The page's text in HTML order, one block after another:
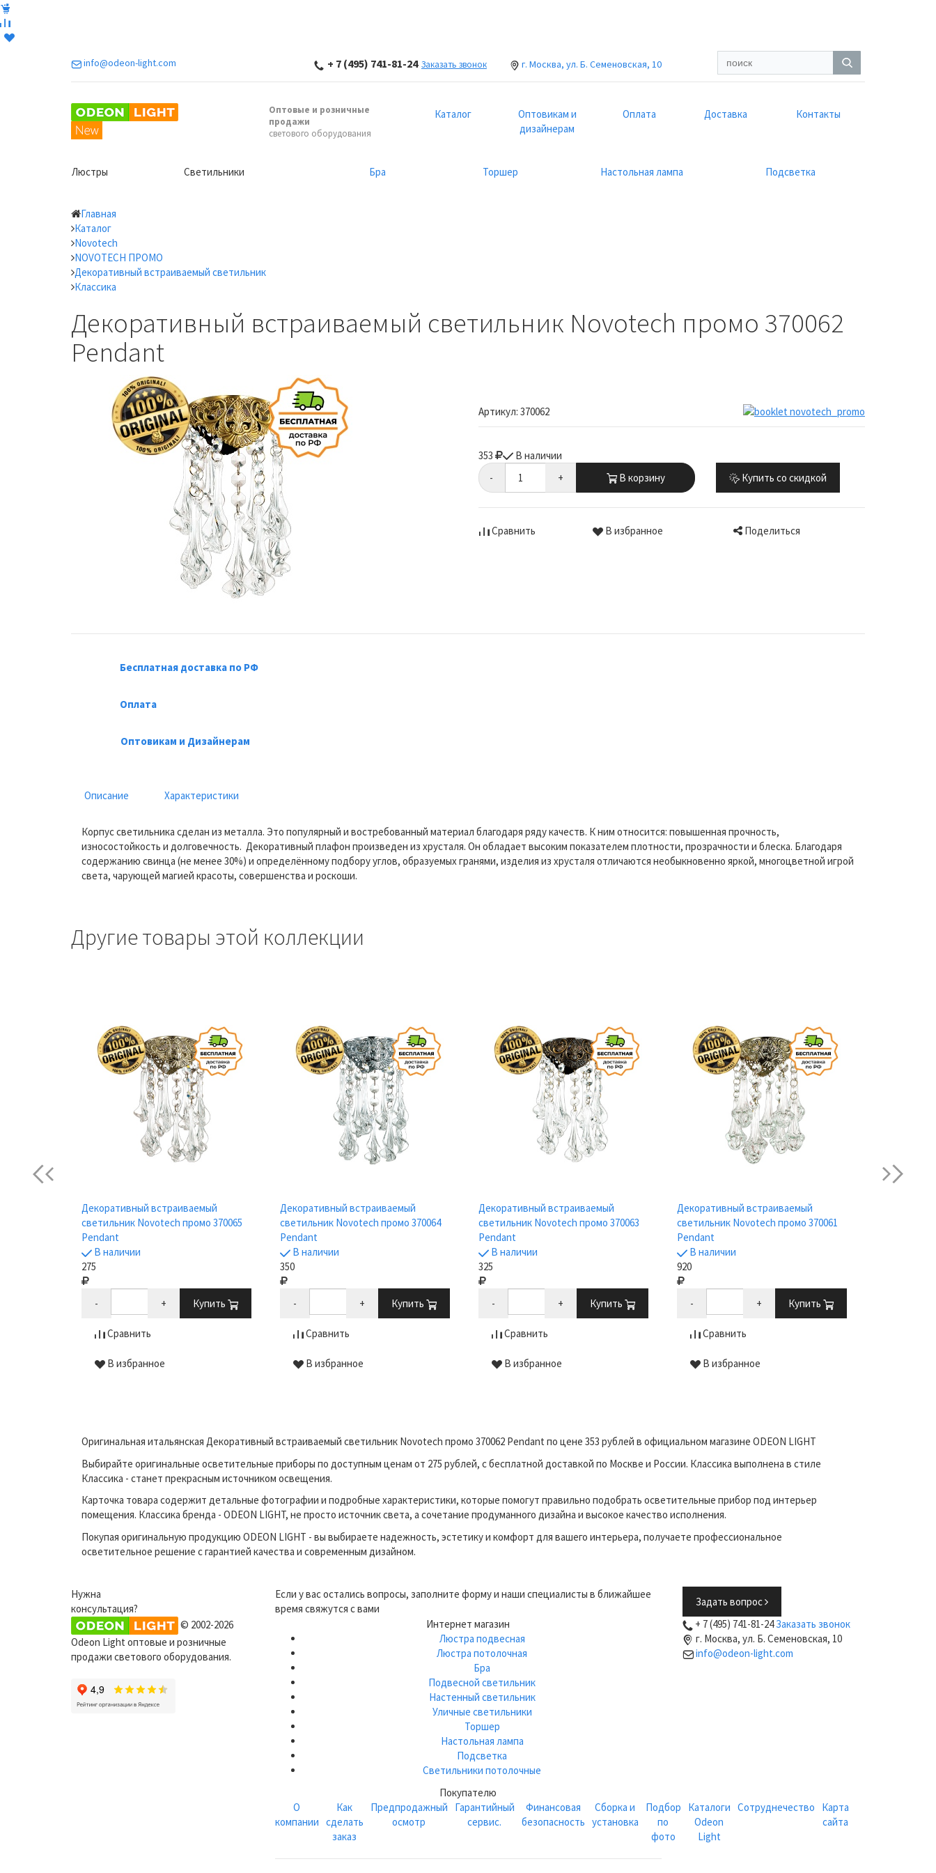
info@odeon-light.com + 7 (495) 741-81-24 Заказать звонок г. Москва, ул. Б. Семеновская, 10
Оптовые и розничные
продажи
светового оборудования
Каталог
Оптовикам и
дизайнерам
Оплата Доставка Контакты
Люстры Светильники Бра Торшер Настольная лампа Подсветка
Главная
Каталог
Novotech
NOVOTECH ПРОМО
Декоративный встраиваемый светильник
Классика
Декоративный встраиваемый светильник Novotech промо 370062
Pendant
Артикул: 370062
353
В наличии
-
+ В корзину Купить со скидкой
Сравнить В избранное Поделиться
Бесплатная доставка по РФ
Оплата
Оптовикам и Дизайнерам
Описание Характеристики
Корпус светильника сделан из металла. Это популярный и востребованный материал благодаря ряду качеств. К ним относится: повышенная прочность,
износостойкость и долговечность. Декоративный плафон произведен из хрусталя. Он обладает высоким показателем плотности, прозрачности и блеска. Благодаря
содержанию свинца (не менее 30%) и определённому подбору углов, образуемых гранями, изделия из хрусталя отличаются необыкновенно яркой, многоцветной игрой
света, чарующей магией красоты, совершенства и роскоши.
Другие товары этой коллекции
Previous
Декоративный встраиваемый
светильник Novotech промо 370065
Pendant
В наличии
275
- + Купить
Сравнить
В избранное
Декоративный встраиваемый
светильник Novotech промо 370064
Pendant
В наличии
350
- + Купить
Сравнить
В избранное
Декоративный встраиваемый
светильник Novotech промо 370063
Pendant
В наличии
325
- + Купить
Сравнить
В избранное
Декоративный встраиваемый
светильник Novotech промо 370061
Pendant
В наличии
920
- + Купить
Сравнить
В избранное
next
Оригинальная итальянская Декоративный встраиваемый светильник Novotech промо 370062 Pendant по цене 353 рублей в официальном магазине ODEON LIGHT
Выбирайте оригинальные осветительные приборы по доступным ценам от 275 рублей, с бесплатной доставкой по Москве и России. Классика выполнена в стиле
Классика - станет прекрасным источником освещения.
Карточка товара содержит детальные фотографии и подробные характеристики, которые помогут правильно подобрать осветительные прибор под интерьер
помещения. Классика бренда - ODEON LIGHT, не просто источник света, а сочетание продуманного дизайна и высокое качество исполнения.
Покупая оригинальную продукцию ODEON LIGHT - вы выбираете надежность, эстетику и комфорт для вашего интерьера, получаете профессиональное
осветительное решение с гарантией качества и современным дизайном.
Нужна
консультация?
Если у вас остались вопросы, заполните форму и наши специалисты в ближайшее
время свяжутся с вами
Задать вопрос
© 2002-2026
Odeon Light оптовые и розничные
продажи светового оборудования.
Интернет магазин
Люстра подвесная
Люстра потолочная
Бра
Подвесной светильник
Настенный светильник
Уличные светильники
Торшер
Настольная лампа
Подсветка
Светильники потолочные
Покупателю
О
компании
Как
сделать
заказ
Предпродажный
осмотр
Гарантийный
сервис.
Финансовая
безопасность
Сборка и
установка
Подбор
по
фото
Каталоги
Odeon
Light
Сотруднечество
Карта
сайта
+ 7 (495) 741-81-24Заказать звонок
г. Москва, ул. Б. Семеновская, 10
info@odeon-light.com